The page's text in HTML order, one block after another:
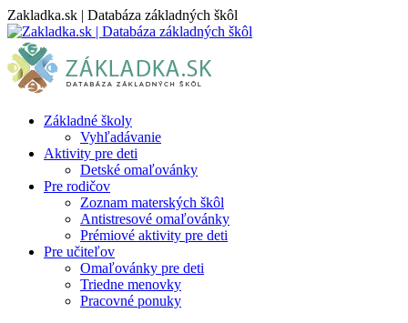
Skip
to
content
Zakladka.sk | Databáza základných škôl
Základné školy
Vyhľadávanie
Aktivity pre deti
Detské omaľovánky
Pre rodičov
Zoznam materských škôl
Antistresové omaľovánky
Prémiové aktivity pre deti
Pre učiteľov
Omaľovánky pre deti
Triedne menovky
Pracovné ponuky